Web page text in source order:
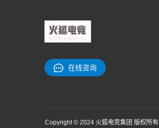
在线咨询
Copyright © 2024 火狐电竞集团 版权所有